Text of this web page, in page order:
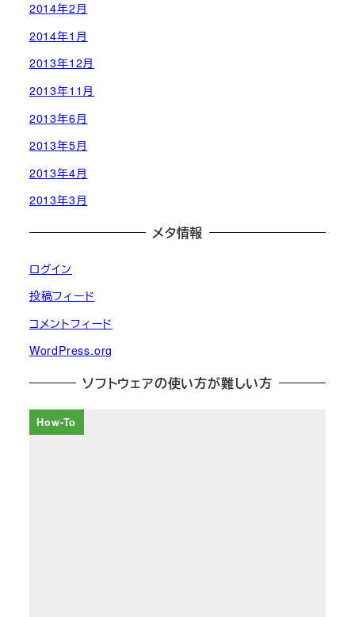
2014年2月
2014年1月
2013年12月
2013年11月
2013年6月
2013年5月
2013年4月
2013年3月
メタ情報
ログイン
投稿フィード
コメントフィード
WordPress.org
ソフトウェアの使い方が難しい方
How-To